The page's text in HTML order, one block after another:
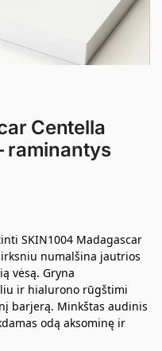
Centella
raminantys
SKIN1004 Madagascar
numalšina jautrios
vėsą. Gryna
ir hialurono rūgštimi
barjerą. Minkštas audinis
odą aksominę ir